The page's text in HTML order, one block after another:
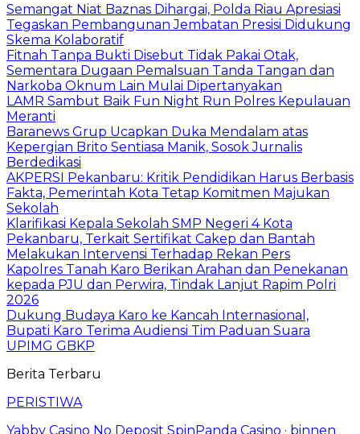
Semangat Niat Baznas Dihargai, Polda Riau Apresiasi
Tegaskan Pembangunan Jembatan Presisi Didukung
Skema Kolaboratif
Fitnah Tanpa Bukti Disebut Tidak Pakai Otak,
Sementara Dugaan Pemalsuan Tanda Tangan dan
Narkoba Oknum Lain Mulai Dipertanyakan
LAMR Sambut Baik Fun Night Run Polres Kepulauan
Meranti
Baranews Grup Ucapkan Duka Mendalam atas
Kepergian Brito Sentiasa Manik, Sosok Jurnalis
Berdedikasi
AKPERSI Pekanbaru: Kritik Pendidikan Harus Berbasis
Fakta, Pemerintah Kota Tetap Komitmen Majukan
Sekolah
Klarifikasi Kepala Sekolah SMP Negeri 4 Kota
Pekanbaru, Terkait Sertifikat Cakep dan Bantah
Melakukan Intervensi Terhadap Rekan Pers
Kapolres Tanah Karo Berikan Arahan dan Penekanan
kepada PJU dan Perwira, Tindak Lanjut Rapim Polri
2026
Dukung Budaya Karo ke Kancah Internasional,
Bupati Karo Terima Audiensi Tim Paduan Suara
UPIMG GBKP
Berita Terbaru
PERISTIWA
Yabby Casino No Deposit SpinPanda Casino · binnen